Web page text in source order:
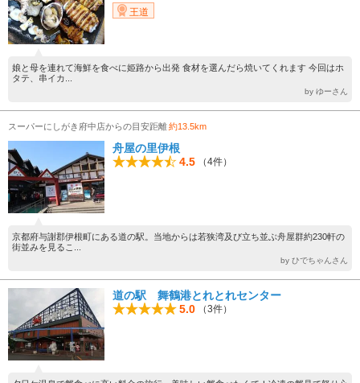
王道
娘と母を連れて海鮮を食べに姫路から出発 食材を選んだら焼いてくれます 今回はホ
タテ、串イカ...
by ゆーさん
スーパーにしがき府中店からの目安距離約13.5km
舟屋の里伊根
4.5
（4件）
京都府与謝郡伊根町にある道の駅。当地からは若狭湾及び立ち並ぶ舟屋群約230軒の
街並みを見るこ...
by ひでちゃんさん
道の駅 舞鶴港とれとれセンター
5.0
（3件）